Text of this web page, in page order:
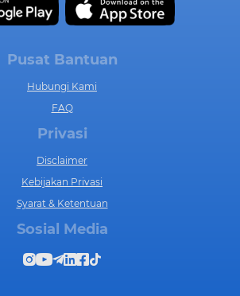
Pusat Bantuan
Hubungi Kami
FAQ
Privasi
Disclaimer
Kebijakan Privasi
Syarat & Ketentuan
Sosial Media